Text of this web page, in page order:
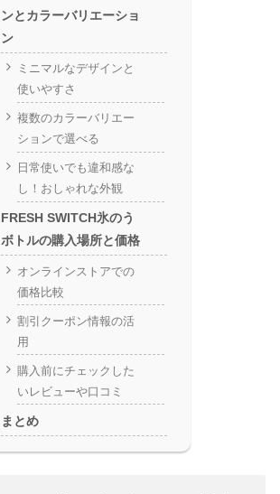
ンとカラーバリエーショ
ン
ミニマルなデザインと
使いやすさ
複数のカラーバリエー
ションで選べる
日常使いでも違和感な
し！おしゃれな外観
FRESH SWITCH氷のう
ボトルの購入場所と価格
オンラインストアでの
価格比較
割引クーポン情報の活
用
購入前にチェックした
いレビューや口コミ
まとめ